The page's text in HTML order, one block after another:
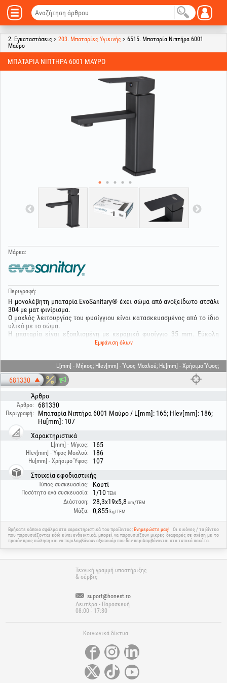
2. Εγκαταστάσεις > 203. Μπαταρίες Υγιεινής > 6515. Μπαταρία Νιπτήρα 6001
Μαύρο
ΜΠΑΤΑΡΊΑ ΝΙΠΤΉΡΑ 6001 ΜΑΎΡΟ
Μάρκα:
Περιγραφή:
Η μονολέβητη μπαταρία EvoSanitary® έχει σώμα από ανοξείδωτο ατσάλι
304 με ματ φινίρισμα.
Ο μοχλός λειτουργίας του φυσίγγιου είναι κατασκευασμένος από το ίδιο
υλικό με το σώμα.
Η μπαταρία είναι εξοπλισμένη με κεραμικό φυσίγγιο 35 mm. Εύκολη
εγκατάσταση χάρη στο σύστημα στερέωσης EASY FIX. Διαθέτει
Η συσκευασία περιλαμβάνει:
- Σύστημα στερέωσης EASY FIX
- 2 εύκαμπτους σωλήνες μήκους 60 cm.
Εμφάνιση όλων
L[mm] - Μήκος; Hlev[mm] - Ύψος Μοχλού; Hu[mm] - Χρήσιμο Ύψος;
681330
Άρθρο
Άρθρο: 681330
Περιγραφή:
Μπαταρία Νιπτήρα 6001 Μαύρο / L[mm]: 165; Hlev[mm]: 186;
Hu[mm]: 107
Χαρακτηριστικά
L[mm] - Μήκος: 165
Hlev[mm] - Ύψος Μοχλού: 186
Hu[mm] - Χρήσιμο Ύψος:
107
Στοιχεία εφοδιαστικής
Τύπος συσκευασίας: Κουτί
Ποσότητα ανά συσκευασία: 1/10ΤΕΜ
Διάσταση: 28,3x19x5,8 cm/ΤΕΜ
Μάζα: 0,855 kg/ΤΕΜ
Βρήκατε κάποιο σφάλμα στα χαρακτηριστικά του προϊόντος;Ενημερώστε μας!
Οι εικόνες / τα βίντεο
που παρουσιάζονται εδώ είναι ενδεικτικά, μπορεί να παρουσιάζουν μικρές διαφορές σε σχέση με το
προϊόν προς πώληση και να περιλαμβάνουν αξεσουάρ που δεν περιλαμβάνονται στα τυπικά πακέτα.
Τεχνική γραμμή υποστήριξης
& σέρβις
suport@honest.ro
Δευτέρα - Παρασκευή
08:00 - 17:30
Κοινωνικά δίκτυα